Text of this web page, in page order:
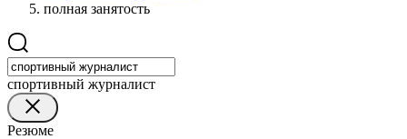
полная занятость
спортивный журналист
Резюме